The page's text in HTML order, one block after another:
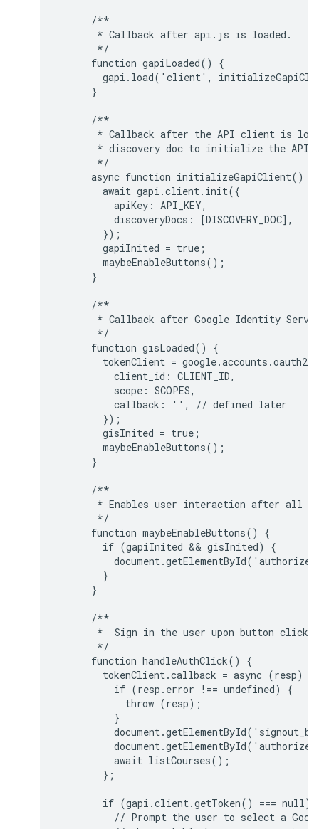
      /**
       * Callback after api.js is loaded.
       */
      function gapiLoaded() {
gapi.load('client',
      }
      /**
* Callback after the API client is
       * discovery doc to initialize the API.
       */
      async function initializeGapiClient() {
        await gapi.client.init({
          apiKey: API_KEY,
          discoveryDocs: [DISCOVERY_DOC],
        });
        gapiInited = true;
        maybeEnableButtons();
      }
      /**
* Callback after Google Identity
       */
      function gisLoaded() {
tokenClient =
          client_id: CLIENT_ID,
          scope: SCOPES,
          callback: '', // defined later
        });
        gisInited = true;
        maybeEnableButtons();
      }
      /**
* Enables user interaction after all
       */
      function maybeEnableButtons() {
        if (gapiInited && gisInited) {
        }
      }
      /**
       *  Sign in the user upon button click.
       */
      function handleAuthClick() {
tokenClient.callback = async (resp)
          if (resp.error !== undefined) {
            throw (resp);
          }
          await listCourses();
        };
if (gapi.client.getToken() === null)
// Prompt the user to select a